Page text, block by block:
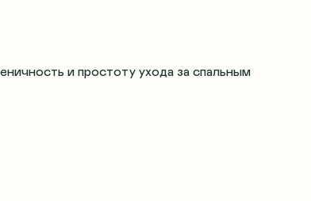
и простоту ухода за спальным